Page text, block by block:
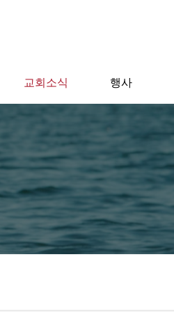
교회소식 행사